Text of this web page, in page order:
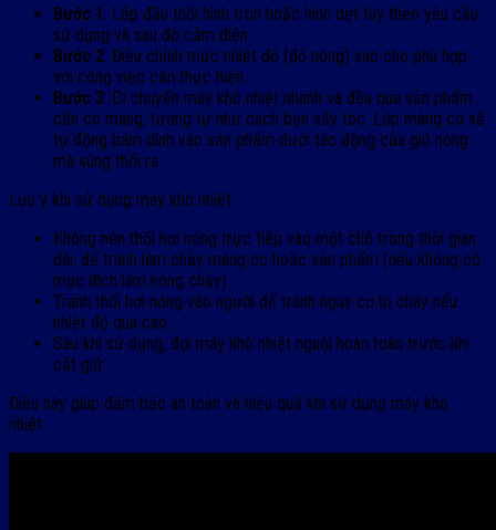
Bước 1 : Lắp đầu thổi hình tròn hoặc hình dẹt tùy theo yêu cầu
sử dụng và sau đó cắm điện.
Bước 2: Điều chỉnh mức nhiệt độ (độ nóng) sao cho phù hợp
với công việc cần thực hiện.
Bước 3: Di chuyển máy khò nhiệt nhanh và đều qua sản phẩm
cần co màng, tương tự như cách bạn sấy tóc. Lớp màng co sẽ
tự động bám dính vào sản phẩm dưới tác động của gió nóng
mà súng thổi ra.
Lưu ý khi sử dụng máy khò nhiệt:
Không nên thổi hơi nóng trực tiếp vào một chỗ trong thời gian
dài, để tránh làm chảy màng co hoặc sản phẩm (nếu không có
mục đích làm nóng chảy).
Tránh thổi hơi nóng vào người để tránh nguy cơ bị cháy nếu
nhiệt độ quá cao.
Sau khi sử dụng, đợi máy khò nhiệt nguội hoàn toàn trước khi
cất giữ.
Điều này giúp đảm bảo an toàn và hiệu quả khi sử dụng máy khò
nhiệt.